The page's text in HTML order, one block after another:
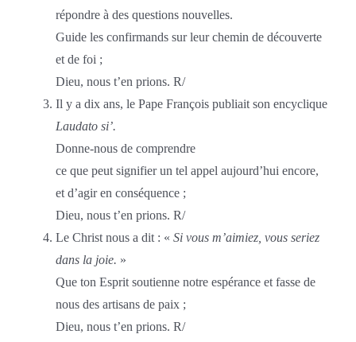
répondre à des questions nouvelles.
Guide les confirmands sur leur chemin de découverte
et de foi ;
Dieu, nous t’en prions. R/
Il y a dix ans, le Pape François publiait son encyclique
Laudato si’.
Donne-nous de comprendre
ce que peut signifier un tel appel aujourd’hui encore,
et d’agir en conséquence ;
Dieu, nous t’en prions. R/
Le Christ nous a dit : « Si vous m’aimiez, vous seriez
dans la joie. »
Que ton Esprit soutienne notre espérance et fasse de
nous des artisans de paix ;
Dieu, nous t’en prions. R/